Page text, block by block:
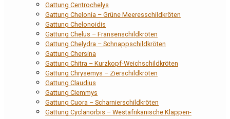
Gattung Centrochelys
Gattung Chelonia – Grüne Meeresschildkröten
Gattung Chelonoidis
Gattung Chelus – Fransenschildkröten
Gattung Chelydra – Schnappschildkröten
Gattung Chersina
Gattung Chitra – Kurzkopf-Weichschildkröten
Gattung Chrysemys – Zierschildkröten
Gattung Claudius
Gattung Clemmys
Gattung Cuora – Scharnierschildkröten
Gattung Cyclanorbis – Westafrikanische Klappen-